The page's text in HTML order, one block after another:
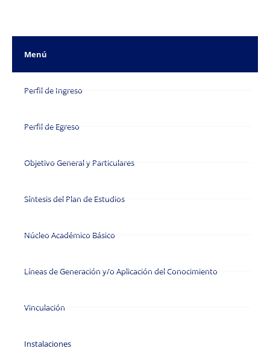
Menú
Perfil de Ingreso
Perfil de Egreso
Objetivo General y Particulares
Síntesis del Plan de Estudios
Núcleo Académico Básico
Líneas de Generación y/o Aplicación del Conocimiento
Vinculación
Instalaciones